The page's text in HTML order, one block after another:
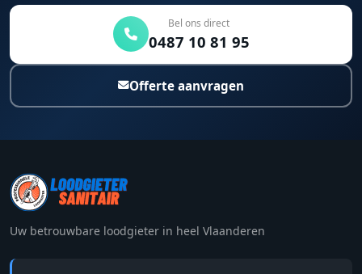
Bel ons direct
0487 10 81 95
Offerte aanvragen
Uw betrouwbare loodgieter in heel Vlaanderen